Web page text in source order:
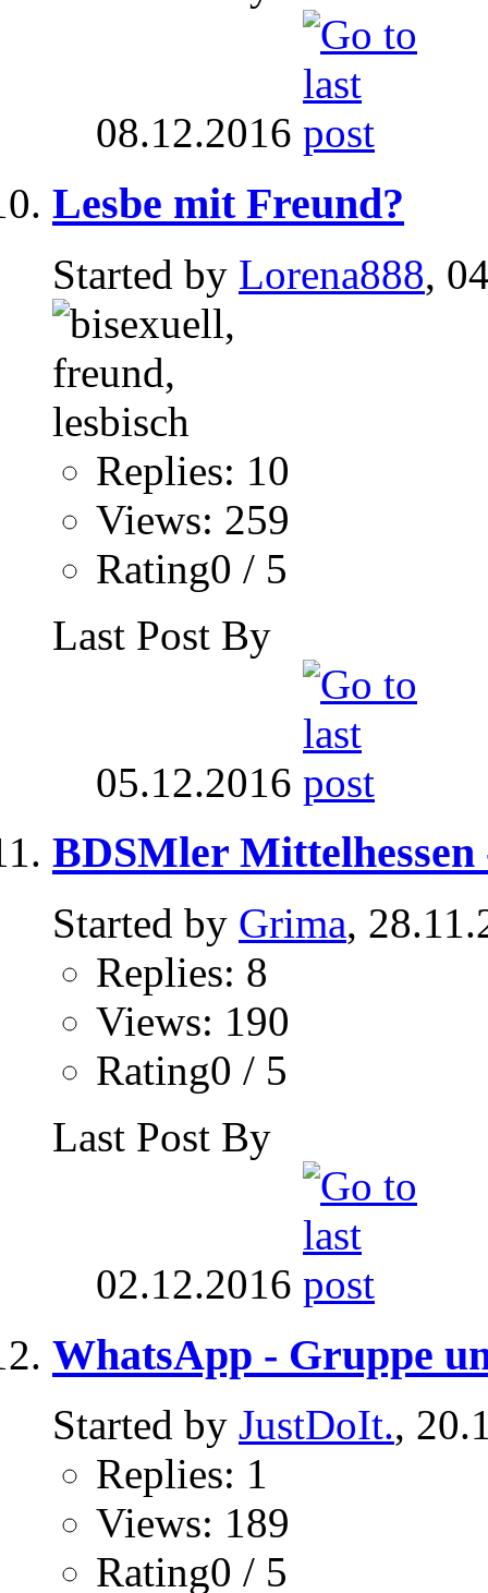
08.12.2016
Lesbe mit Freund?
Started by Lorena888,
Replies: 10
Views: 259
Rating0 / 5
Last Post By
05.12.2016
BDSMler Mittelhessen
Started by Grima,
Replies: 8
Views: 190
Rating0 / 5
Last Post By
02.12.2016
WhatsApp - Gruppe
Started by JustDoIt.,
Replies: 1
Views: 189
Rating0 / 5